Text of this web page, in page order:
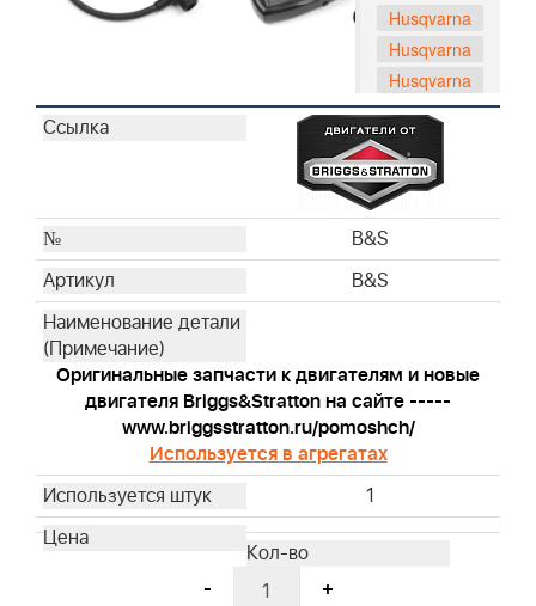
Husqvarna
Husqvarna
Husqvarna
Husqvarna
Husqvarna
Husqvarna
Husqvarna
Husqvarna
Husqvarna
Husqvarna
Husqvarna
Husqvarna
B&S
B&S
Оригинальные запчасти к двигателям и новые
двигателя Briggs&Stratton на сайте -----
www.briggsstratton.ru/pomoshch/
Используется в агрегатах
1
- +